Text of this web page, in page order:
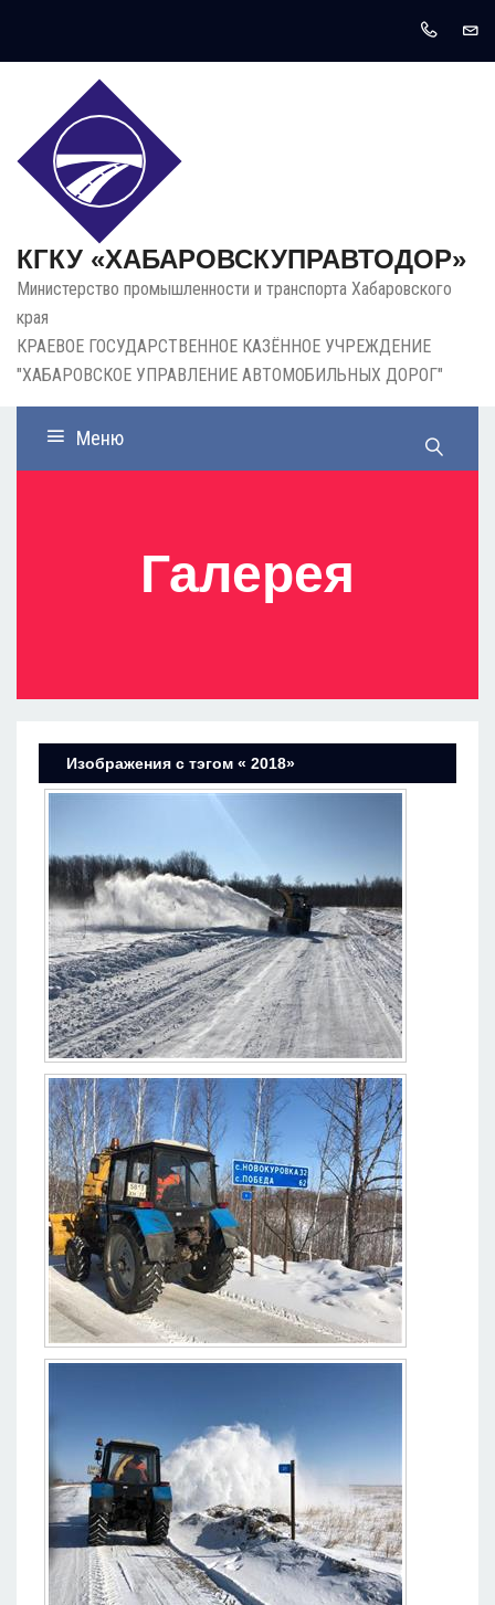
КГКУ «ХАБАРОВСКУПРАВТОДОР»
Министерство промышленности и транспорта Хабаровского
края
КРАЕВОЕ ГОСУДАРСТВЕННОЕ КАЗЁННОЕ УЧРЕЖДЕНИЕ
"ХАБАРОВСКОЕ УПРАВЛЕНИЕ АВТОМОБИЛЬНЫХ ДОРОГ"
Меню
Галерея
Изображения с тэгом « 2018»